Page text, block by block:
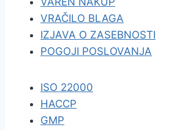
VRAČILO BLAGA
IZJAVA O ZASEBNOSTI
POGOJI POSLOVANJA
ISO 22000
HACCP
GMP